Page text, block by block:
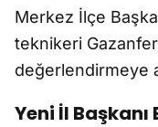
Merkez İlçe
teknikeri Gazanfer
değerlendirmeye
Yeni İl